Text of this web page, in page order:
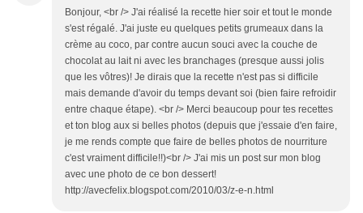
Bonjour, <br /> J'ai réalisé la recette hier soir et tout le monde
s'est régalé. J'ai juste eu quelques petits grumeaux dans la
crème au coco, par contre aucun souci avec la couche de
chocolat au lait ni avec les branchages (presque aussi jolis
que les vôtres)! Je dirais que la recette n'est pas si difficile
mais demande d'avoir du temps devant soi (bien faire refroidir
entre chaque étape). <br /> Merci beaucoup pour tes recettes
et ton blog aux si belles photos (depuis que j'essaie d'en faire,
je me rends compte que faire de belles photos de nourriture
c'est vraiment difficile!!)<br /> J'ai mis un post sur mon blog
avec une photo de ce bon dessert!
http://avecfelix.blogspot.com/2010/03/z-e-n.html